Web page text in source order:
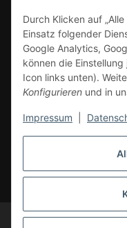
Durch Klicken auf
Einsatz folgender
Google Analytics,
können die
Icon links unten).
Konfigurieren und in
Impressum
* Alle Preise inkl.
DE, gilt nicht für Großgeräte
© CS-Multimedia GmbH